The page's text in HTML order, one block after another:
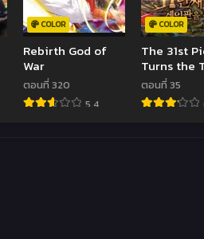
COLOR
Rebirth God of
War
ตอนที่ 320
5.4
COLOR
The 31st
Turns the
ตอนที่ 35